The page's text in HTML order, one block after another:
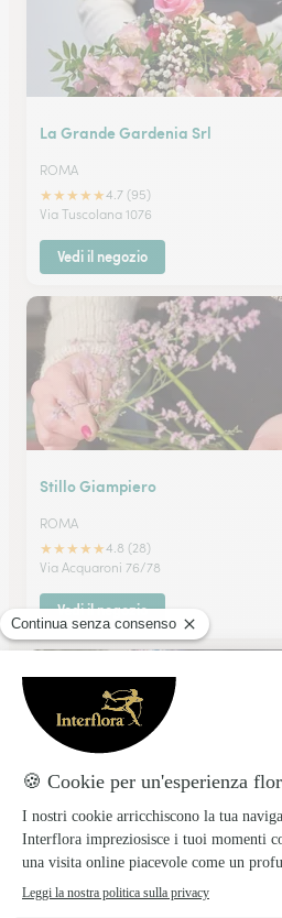
La Grande Gardenia Srl
ROMA
★★★★★4.7 (95)
Via Tuscolana 1076
Vedi il negozio
Stillo Giampiero
ROMA
★★★★★4.8 (28)
Via Acquaroni 76/78
Vedi il negozio
Centro Fiori Casilino
★★★★★4.5 (45)